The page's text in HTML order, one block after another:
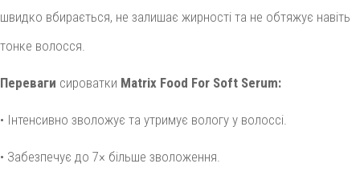
швидко вбирається, не залишає жирності та не обтяжує навіть
тонке волосся.
Переваги сироватки Matrix Food For Soft Serum:
• Інтенсивно зволожує та утримує вологу у волоссі.
• Забезпечує до 7× більше зволоження.